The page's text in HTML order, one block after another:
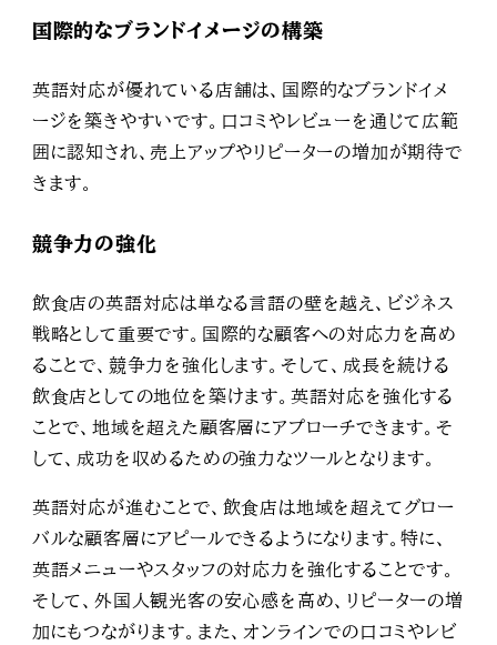
国際的なブランドイメージの構築
英語対応が優れている店舗は、国際的なブランドイメ
ージを築きやすいです。口コミやレビューを通じて広範
囲に認知され、売上アップやリピーターの増加が期待で
きます。
競争力の強化
飲食店の英語対応は単なる言語の壁を越え、ビジネス
戦略として重要です。国際的な顧客への対応力を高め
ることで、競争力を強化します。そして、成長を続ける
飲食店としての地位を築けます。英語対応を強化する
ことで、地域を超えた顧客層にアプローチできます。そ
して、成功を収めるための強力なツールとなります。
英語対応が進むことで、飲食店は地域を超えてグロー
バルな顧客層にアピールできるようになります。特に、
英語メニューやスタッフの対応力を強化することです。
そして、外国人観光客の安心感を高め、リピーターの増
加にもつながります。また、オンラインでの口コミやレビ